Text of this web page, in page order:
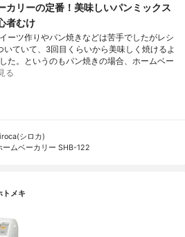
カリーの定番！美味しいパンミックス
者むけ
ーツ作りやパン焼きなどは苦手でしたがレシ
いていて、3回目くらいから美味しく焼けるよ
た。というのもパン焼きの場合、ホームベー
る
シロカ)
ームベーカリー SHB-122
トメキ